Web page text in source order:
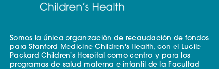
Somos la única organización de recaudación de fondos
para Stanford Medicine Children's Health, con el Lucile
Packard Children's Hospital como centro, y para los
programas de salud materna e infantil de la Facultad